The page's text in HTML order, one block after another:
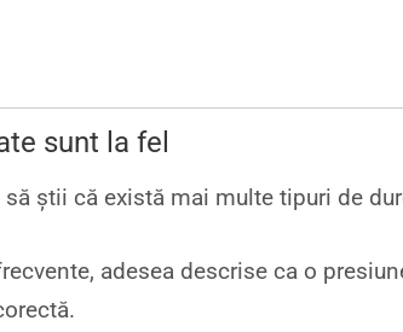
sunt la fel
știi că există mai multe tipuri de
adesea descrise ca o